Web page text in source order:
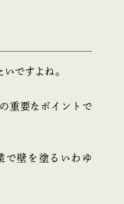
ですよね。
重要なポイントで
で壁を塗るいわゆ